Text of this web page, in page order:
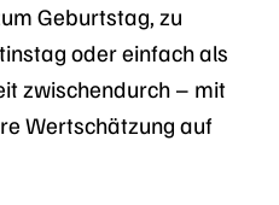
Geburtstag, zu
oder einfach als
zwischendurch – mit
Wertschätzung auf